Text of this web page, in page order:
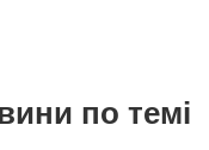
по темі